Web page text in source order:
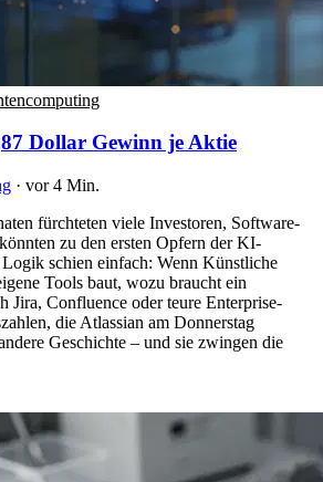
Dollar Gewinn je Aktie
· vor 4 Min.
fürchteten viele Investoren, Software-
zu den ersten Opfern der KI-
schien einfach: Wenn Künstliche
Tools baut, wozu braucht ein
Jira, Confluence oder teure Enterprise-
die Atlassian am Donnerstag
Geschichte – und sie zwingen die